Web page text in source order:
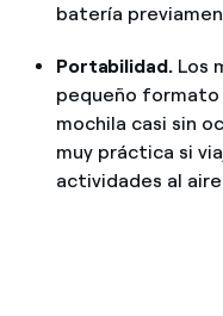
batería
Portabilidad.Los
pequeño formato
mochila casi sin
muy práctica si
actividades al